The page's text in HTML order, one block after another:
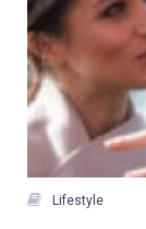
 Lifestyle